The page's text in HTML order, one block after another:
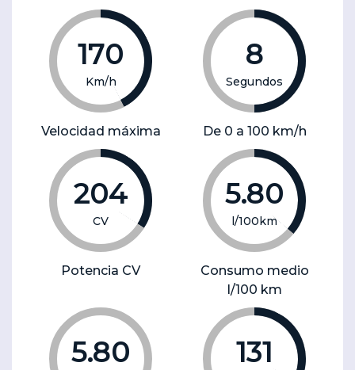
170
Km/h
Velocidad máxima
8
Segundos
De 0 a 100 km/h
204
CV
Potencia CV
5.80
l/100km
Consumo medio
l/100 km
5.80 131